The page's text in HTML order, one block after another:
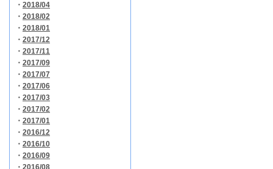
・ 2018/04
・ 2018/02
・ 2018/01
・ 2017/12
・ 2017/11
・ 2017/09
・ 2017/07
・ 2017/06
・ 2017/03
・ 2017/02
・ 2017/01
・ 2016/12
・ 2016/10
・ 2016/09
・ 2016/08